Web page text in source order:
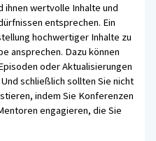
ihnen wertvolle Inhalte und
entsprechen. Ein
hochwertiger Inhalte zu
ansprechen. Dazu können
oder Aktualisierungen
schließlich sollten Sie nicht
indem Sie Konferenzen
engagieren, die Sie